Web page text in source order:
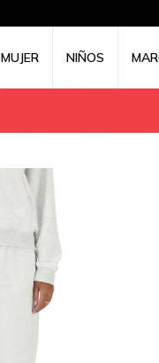
MUJER NIÑOS